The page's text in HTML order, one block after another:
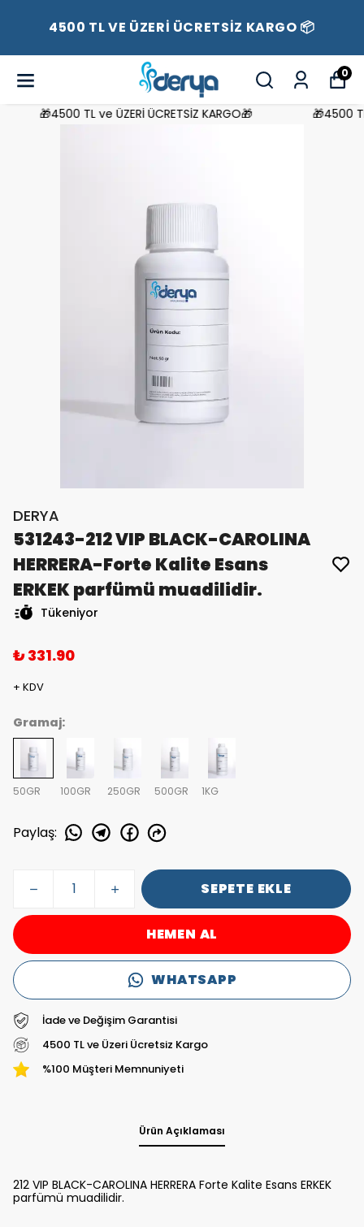
4500 TL VE ÜZERİ ÜCRETSİZ KARGO 📦
0
🎁4500 TL ve ÜZERİ ÜCRETSİZ KARGO🎁 🎁4500 TL
DERYA
531243-212 VIP BLACK-CAROLINA
HERRERA-Forte Kalite Esans
ERKEK parfümü muadilidir.
Tükeniyor
₺ 331.90
+ KDV
Gramaj:
50GR 100GR 250GR 500GR 1KG
Paylaş:
SEPETE EKLE
HEMEN AL
WHATSAPP
İade ve Değişim Garantisi
4500 TL ve Üzeri Ücretsiz Kargo
%100 Müşteri Memnuniyeti
Ürün Açıklaması
212 VIP BLACK-CAROLINA HERRERA Forte Kalite Esans ERKEK
parfümü muadilidir.